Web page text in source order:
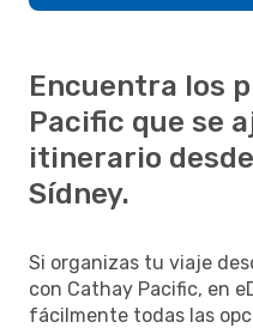
Encuentra los
Pacific que se
itinerario
Sídney.
Si organizas tu viaje
con Cathay Pacific, en
fácilmente todas las